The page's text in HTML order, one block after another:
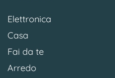
Elettronica
Casa
Fai da te
Arredo